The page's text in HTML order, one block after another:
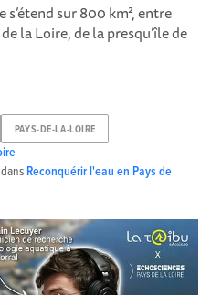
sur 800 km², entre
la Loire, de la presqu’île de
PAYS-DE-LA-LOIRE
dansReconquérir l'eau en Pays de